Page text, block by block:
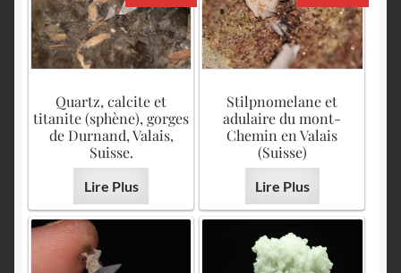
Quartz, calcite et
titanite (sphène), gorges
de Durnand, Valais,
Suisse.
Lire Plus
Stilpnomelane et
adulaire du mont-
Chemin en Valais
(Suisse)
Lire Plus